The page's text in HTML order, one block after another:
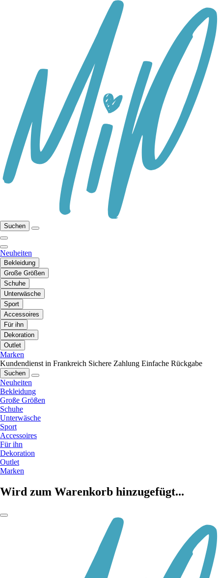
Suchen
Neuheiten
Bekleidung
Große Größen
Schuhe
Unterwäsche
Sport
Accessoires
Für ihn
Dekoration
Outlet
Marken
Kundendienst in Frankreich Sichere Zahlung Einfache Rückgabe
Suchen
Neuheiten
Bekleidung
Große Größen
Schuhe
Unterwäsche
Sport
Accessoires
Für ihn
Dekoration
Outlet
Marken
Wird zum Warenkorb hinzugefügt...